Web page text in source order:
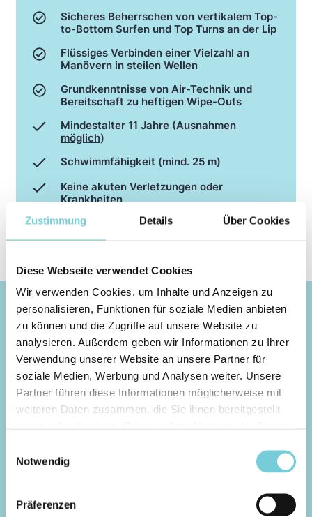
Zustimmung Details Über Cookies
Diese Webseite verwendet Cookies
Wir verwenden Cookies, um Inhalte und Anzeigen zu
personalisieren, Funktionen für soziale Medien anbieten
zu können und die Zugriffe auf unsere Website zu
analysieren. Außerdem geben wir Informationen zu Ihrer
Verwendung unserer Website an unsere Partner für
soziale Medien, Werbung und Analysen weiter. Unsere
Partner führen diese Informationen möglicherweise mit
weiteren Daten zusammen, die Sie ihnen bereitgestellt
Notwendig
Präferenzen
Sicheres Beherrschen von vertikalem Top-
to-Bottom Surfen und Top Turns an der Lip
Flüssiges Verbinden einer Vielzahl an
Manövern in steilen Wellen
Grundkenntnisse von Air-Technik und
Bereitschaft zu heftigen Wipe-Outs
Mindestalter 11 Jahre (Ausnahmen
möglich)
Schwimmfähigkeit (mind. 25 m)
Keine akuten Verletzungen oder
Krankheiten
JETZT BUCHEN
Pro Session
A-FRAME PRO SESSION
High-Performanceorientierte Welle mit einer
Unterstützung bei Positionierung und Take-Off
EUR95,-